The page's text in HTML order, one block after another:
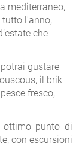
mediterraneo,
tutto l'anno,
che
potrai gustare
il brik
fresco,
ottimo punto di
con escursioni